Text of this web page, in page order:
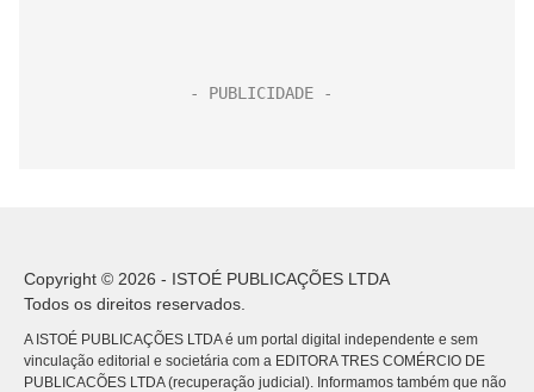
Copyright © 2026 - ISTOÉ PUBLICAÇÕES LTDA
Todos os direitos reservados.
A ISTOÉ PUBLICAÇÕES LTDA é um portal digital independente e sem
vinculação editorial e societária com a EDITORA TRES COMÉRCIO DE
PUBLICACÕES LTDA (recuperação judicial). Informamos também que não